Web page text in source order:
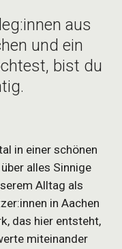
aus
und ein
bist du
in einer schönen
alles Sinnige
Alltag als
in Aachen
das hier entsteht,
miteinander